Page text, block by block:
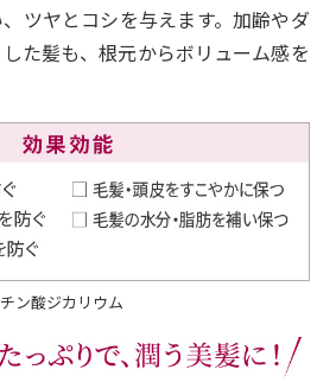
ツヤとコシを与えます。加齢やダ
た髪も、根元からボリューム感を
ン酸ジカリウム